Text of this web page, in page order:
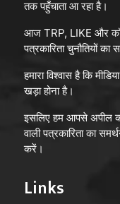
तक पहुँचाता आ रहा है।
आज TRP, LIKE और
पत्रकारिता चुनौतियों का
हमारा विश्वास है कि
खड़ा होना है।
इसलिए हम आपसे अपील
वाली पत्रकारिता का
करें।
Links